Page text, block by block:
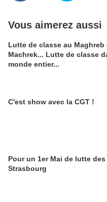
Vous aimerez aussi
Lutte de classe au Maghreb
Machrek... Lutte de classe
monde entier...
C'est show avec la CGT !
Pour un 1er Mai de lutte
Strasbourg